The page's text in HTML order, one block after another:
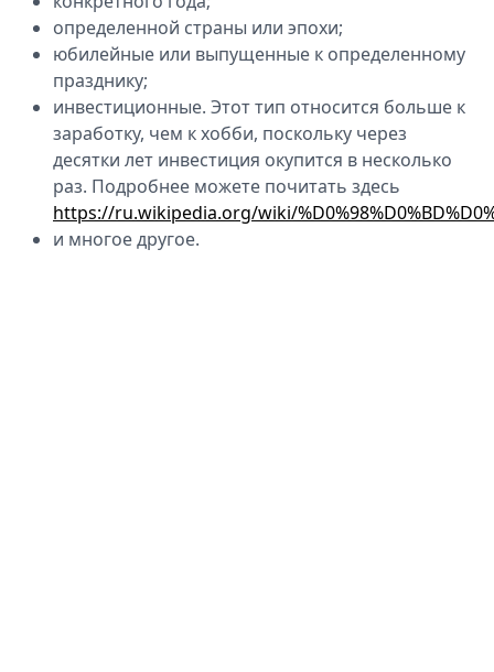
определенной страны или эпохи;
юбилейные или выпущенные к определенному
празднику;
инвестиционные. Этот тип относится больше к
заработку, чем к хобби, поскольку через
десятки лет инвестиция окупится в несколько
раз. Подробнее можете почитать здесь
https://ru.wikipedia.org/wiki/
и многое другое.